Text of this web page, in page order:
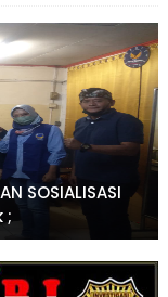
SOSIALISASI
;